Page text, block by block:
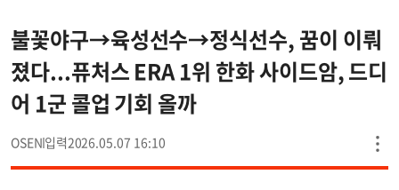
불꽃야구→육성선수→정식선수, 꿈이 이뤄
졌다...퓨처스 ERA 1위 한화 사이드암, 드디
어 1군 콜업 기회 올까
OSEN 2026.05.07 16:10